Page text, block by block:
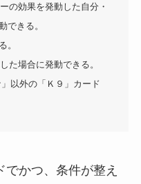
の効果を発動した自分・
できる。
。
た場合に発動できる。
以外の「Ｋ９」カード
でかつ、条件が整え